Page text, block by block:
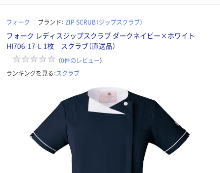
フォーク ブランド： ZIP SCRUB（ジップスクラブ）
フォーク レディスジップスクラブ ダークネイビー×ホワイト
HI706-17-L 1枚 スクラブ（直送品）
（0件のレビュー）
ランキングを見る：スクラブ